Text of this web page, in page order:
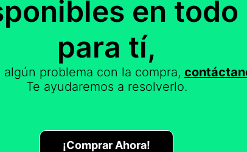
en
para tí,
algún problema con la compra,
Te ayudaremos a resolverlo.
¡Comprar Ahora!